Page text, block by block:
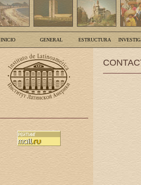
INICIO GENERAL ESTRUCTURA